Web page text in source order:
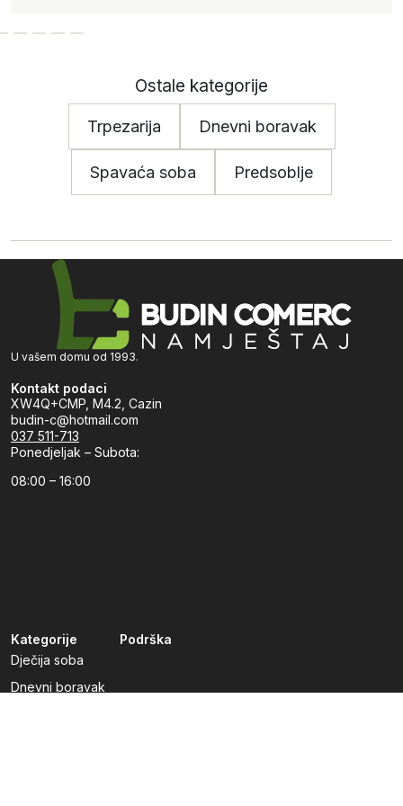
Ostale kategorije
Trpezarija Dnevni boravak
Spavaća soba Predsoblje
U vašem domu od 1993.
Kontakt podaci
XW4Q+CMP, M4.2, Cazin
budin-c@hotmail.com
037 511-713
Ponedjeljak – Subota:
08:00 – 16:00
Kategorije
Dječija soba
Dnevni boravak
Podrška